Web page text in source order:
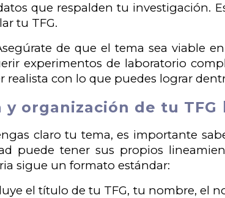
que respalden tu investigación.
tu TFG.
de que el tema sea viable
experimentos de laboratorio
realista con lo que puedes lograr
organización de tu TFG
claro tu tema, es importante
puede tener sus propios
sigue un formato estándar:
el título de tu TFG, tu nombre, el